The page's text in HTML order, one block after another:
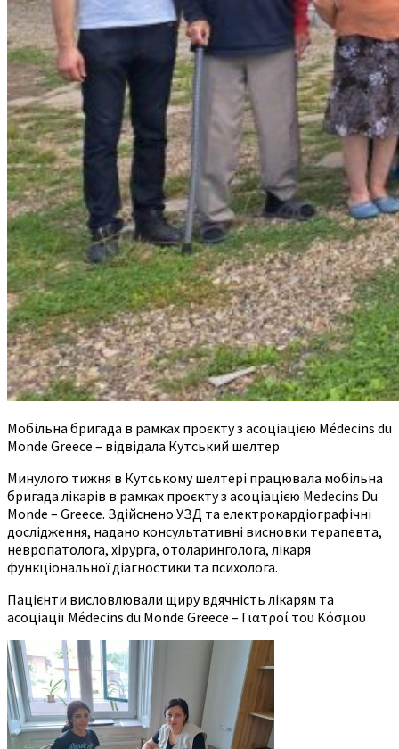
Мобільна бригада в рамках проєкту з асоціацією Médecins du
Monde Greece – відвідала Кутський шелтер
Минулого тижня в Кутському шелтері працювала мобільна
бригада лікарів в рамках проєкту з асоціацією Medecins Du
Monde – Greece. Здійснено УЗД та електрокардіографічні
дослідження, надано консультативні висновки терапевта,
невропатолога, хірурга, отоларинголога, лікаря
функціональної діагностики та психолога.
Пацієнти висловлювали щиру вдячність лікарям та
асоціації Médecins du Monde Greece – Γιατροί του Κόσμου